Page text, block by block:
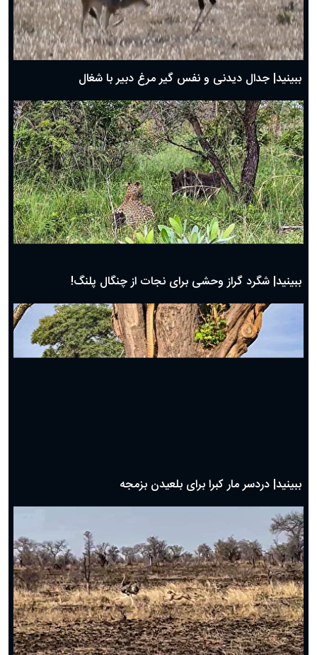
دعای روز اول ماه مبارک رمضان، ۳۰ بهمن ۱۴۰۴
حضرت زینب(س) چگونه از دنیا رفت؟
بهترین پیامک تبریک روز پدر ۱۴۰۴؛ جملات زیبا و صمیمانه
ببینید| جدال دیدنی و نفس گیر مرغ دبیر با شغال
ببینید| شگرد گراز وحشی برای نجات از چنگال پلنگ!
ببینید| دردسر مار کبرا برای بلعیدن بزمجه